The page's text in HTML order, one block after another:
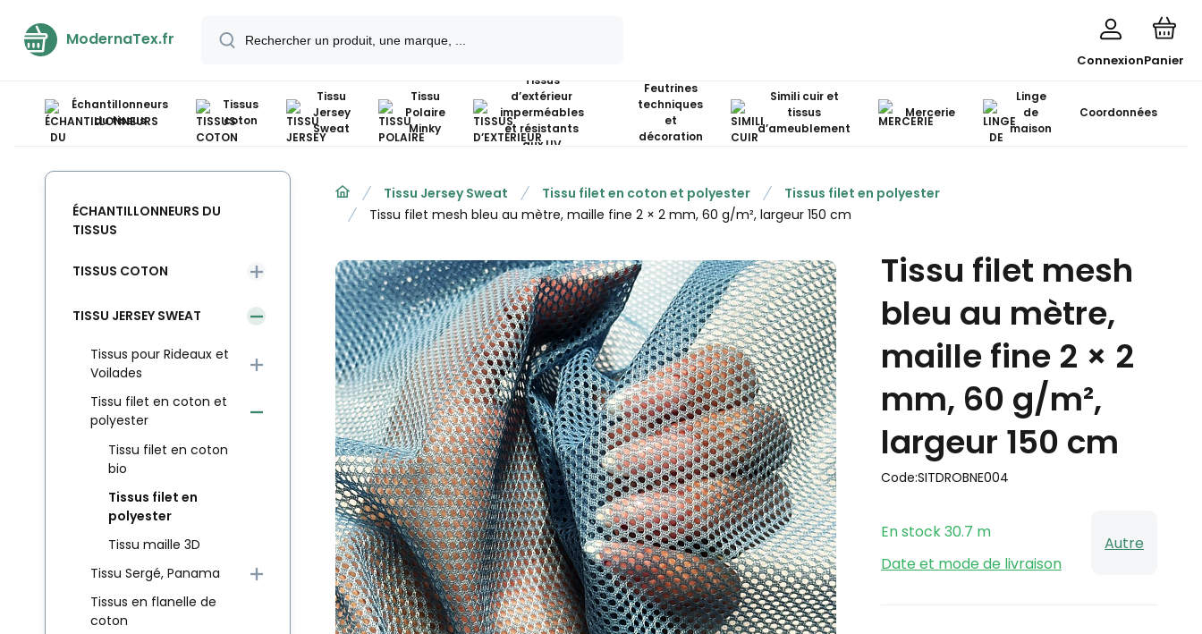
ModernaTex.fr
ConnexionPanier
Échantillonneurs
du tissus
Tissus
coton
Tissu
Jersey
Sweat
Tissu
Polaire
Minky
Tissus
d’extérieur
imperméables
et résistants
aux UV
Feutrines
techniques
et
décoration
Simili cuir et
tissus
d’ameublement
Mercerie
Linge
de
maison
Coordonnées
Tissu Jersey Sweat Tissu filet en coton et polyester
Tissus filet en polyester
Tissu filet mesh bleu au mètre, maille fine 2 × 2 mm, 60 g/m², largeur 150 cm
Tissu filet mesh
bleu au mètre,
maille fine 2 × 2
mm, 60 g/m²,
largeur 150 cm
Code:SITDROBNE004
En stock30.7 m
Date et mode de livraison
Autre
ÉCHANTILLONNEURS DU
TISSUS
TISSUS COTON
TISSU JERSEY SWEAT
Tissus pour Rideaux et
Voilades
Tissu filet en coton et
polyester
Tissu filet en coton
bio
Tissus filet en
polyester
Tissu maille 3D
Tissu Sergé, Panama
Tissus en flanelle de
coton